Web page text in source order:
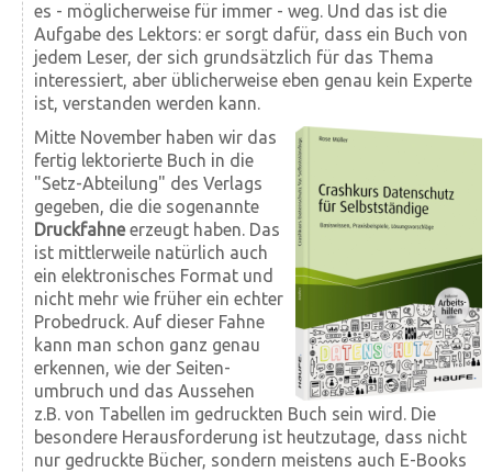
es - möglicher­weise für immer - weg. Und das ist die
Aufgabe des Lektors: er sorgt dafür, dass ein Buch von
jedem Leser, der sich grund­sätzlich für das Thema
interessiert, aber üblicher­weise eben genau kein Experte
ist, verstanden werden kann.
Mitte November haben wir das
fertig lektorierte Buch in die
"Setz-Abteilung" des Verlags
gegeben, die die sogenannte
Druck­fahneerzeugt haben. Das
ist mittler­weile natürlich auch
ein elek­tronisches Format und
nicht mehr wie früher ein echter
Probe­druck. Auf dieser Fahne
kann man schon ganz genau
erkennen, wie der Seiten­
umbruch und das Aussehen
z.B. von Tabellen im gedruckten Buch sein wird. Die
besondere Heraus­forderung ist heutzutage, dass nicht
nur gedruckte Bücher, sondern meistens auch E-Books